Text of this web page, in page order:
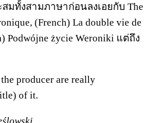
มทั้งสามภาษาก่อนลงเอยกับ The
(French) La double vie de
Podwójne życie Weroniki แต่ถึง
producer are really
of it.